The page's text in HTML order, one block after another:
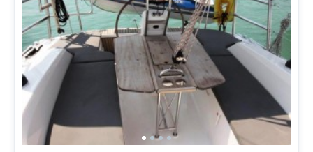
аренду
от
Sailica
вы
найдете
предложения
как
любителей